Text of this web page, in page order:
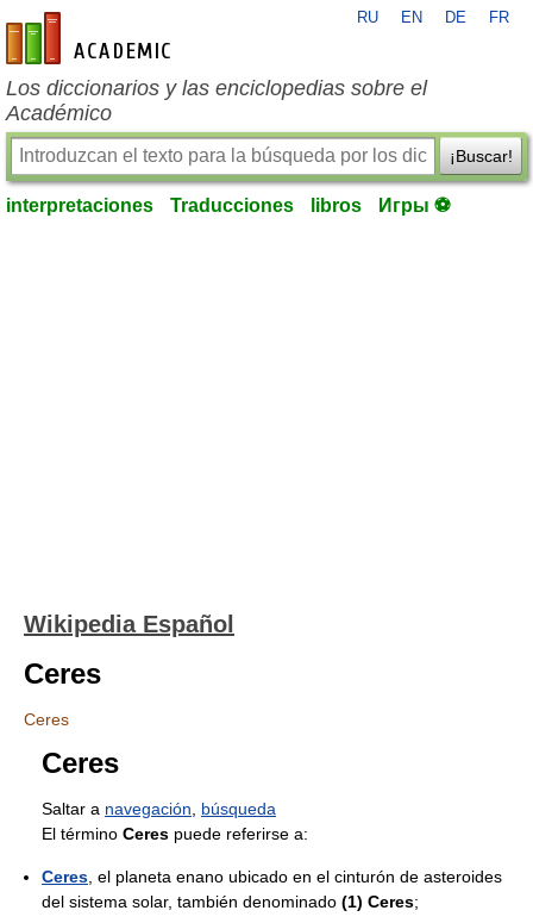
es-academic.com
RU EN DE FR
Los diccionarios y las enciclopedias sobre el
Académico
¡Buscar!
interpretaciones Traducciones libros Игры ⚽
Wikipedia Español
Ceres
Ceres
Ceres
Saltar a navegación
búsqueda
El término Ceres puede referirse a:
Ceres , el planeta enano ubicado en el cinturón de asteroides
del sistema solar, también denominado (1) Ceres;